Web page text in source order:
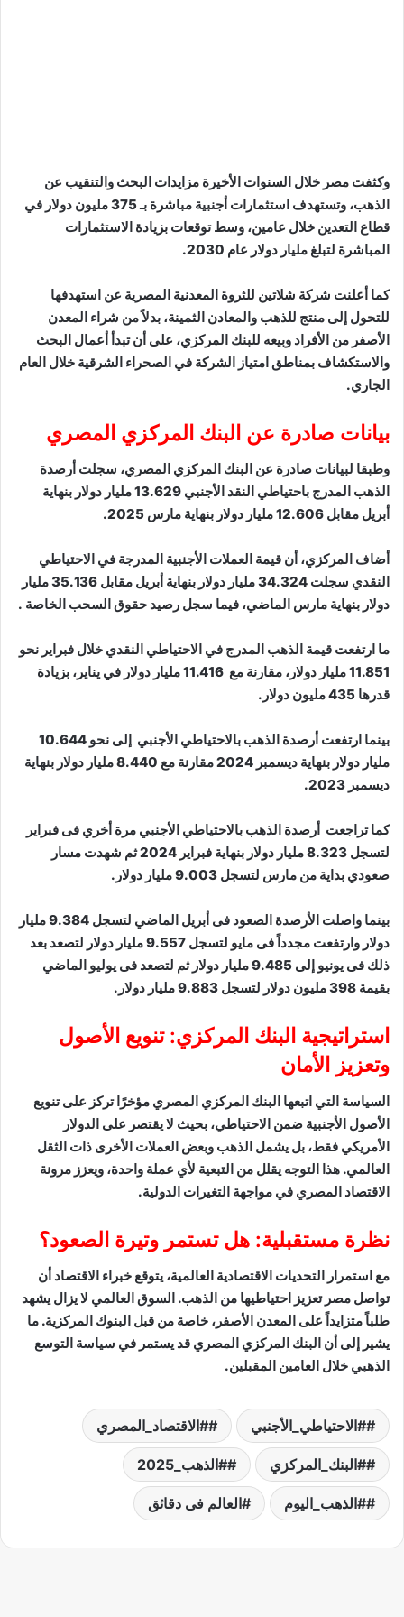
وكثفت مصر خلال السنوات الأخيرة مزايدات البحث والتنقيب عن
الذهب، وتستهدف استثمارات أجنبية مباشرة بـ 375 مليون دولار في
قطاع التعدين خلال عامين، وسط توقعات بزيادة الاستثمارات
المباشرة لتبلغ مليار دولار عام 2030.
كما أعلنت شركة شلاتين للثروة المعدنية المصرية عن استهدفها
للتحول إلى منتج للذهب والمعادن الثمينة، بدلاً من شراء المعدن
الأصفر من الأفراد وبيعه للبنك المركزي، على أن تبدأ أعمال البحث
والاستكشاف بمناطق امتياز الشركة في الصحراء الشرقية خلال العام
الجاري.
بيانات صادرة عن البنك المركزي المصري
وطبقا لبيانات صادرة عن البنك المركزي المصري، سجلت أرصدة
الذهب المدرج باحتياطي النقد الأجنبي 13.629 مليار دولار بنهاية
أبريل مقابل 12.606 مليار دولار بنهاية مارس 2025.
أضاف المركزي، أن قيمة العملات الأجنبية المدرجة في الاحتياطي
النقدي سجلت 34.324 مليار دولار بنهاية أبريل مقابل 35.136 مليار
دولار بنهاية مارس الماضي، فيما سجل رصيد حقوق السحب الخاصة .
ما ارتفعت قيمة الذهب المدرج في الاحتياطي النقدي خلال فبراير نحو
11.851 مليار دولار، مقارنة مع 11.416 مليار دولار في يناير، بزيادة
قدرها 435 مليون دولار.
بينما ارتفعت أرصدة الذهب بالاحتياطي الأجنبي إلى نحو 10.644
مليار دولار بنهاية ديسمبر 2024 مقارنة مع 8.440 مليار دولار بنهاية
ديسمبر 2023.
كما تراجعت أرصدة الذهب بالاحتياطي الأجنبي مرة أخري فى فبراير
لتسجل 8.323 مليار دولار بنهاية فبراير 2024 ثم شهدت مسار
صعودي بداية من مارس لتسجل 9.003 مليار دولار.
بينما واصلت الأرصدة الصعود فى أبريل الماضي لتسجل 9.384 مليار
دولار وارتفعت مجدداً فى مايو لتسجل 9.557 مليار دولار لتصعد بعد
ذلك فى يونيو إلى 9.485 مليار دولار ثم لتصعد فى يوليو الماضي
بقيمة 398 مليون دولار لتسجل 9.883 مليار دولار.
استراتيجية البنك المركزي: تنويع الأصول
وتعزيز الأمان
السياسة التي اتبعها البنك المركزي المصري مؤخرًا تركز على تنويع
الأصول الأجنبية ضمن الاحتياطي، بحيث لا يقتصر على الدولار
الأمريكي فقط، بل يشمل الذهب وبعض العملات الأخرى ذات الثقل
العالمي. هذا التوجه يقلل من التبعية لأي عملة واحدة، ويعزز مرونة
الاقتصاد المصري في مواجهة التغيرات الدولية.
نظرة مستقبلية: هل تستمر وتيرة الصعود؟
مع استمرار التحديات الاقتصادية العالمية، يتوقع خبراء الاقتصاد أن
تواصل مصر تعزيز احتياطيها من الذهب. السوق العالمي لا يزال يشهد
طلباً متزايداً على المعدن الأصفر، خاصة من قبل البنوك المركزية. ما
يشير إلى أن البنك المركزي المصري قد يستمر في سياسة التوسع
الذهبي خلال العامين المقبلين.
#الاحتياطي_الأجنبي #الاقتصاد_المصري
#البنك_المركزي #الذهب_2025
#الذهب_اليوم العالم فى دقائق